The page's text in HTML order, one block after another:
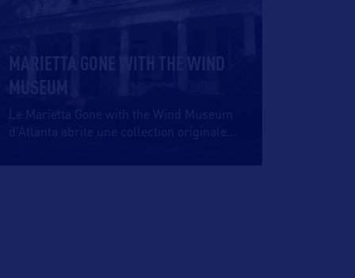
MARIETTA GONE WITH THE WIND
MUSEUM
Le Marietta Gone with the Wind Museum
d’Atlanta abrite une collection originale